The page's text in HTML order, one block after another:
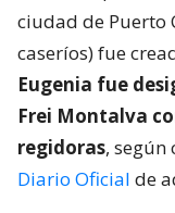
ciudad de Puerto
caseríos) fue
Eugenia fue
Frei Montalva
regidoras, según
Diario Oficial de